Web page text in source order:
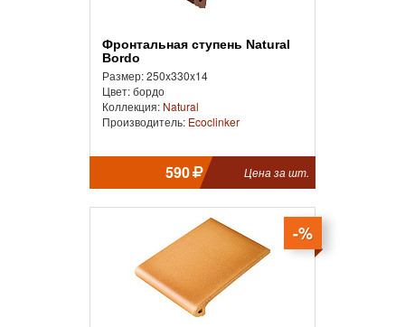
Фронтальная cтупень Natural
Bordo
Размер: 250x330x14
Цвет: бордо
Коллекция: Natural
Производитель: Ecoclinker
590 Цена за шт.
-%